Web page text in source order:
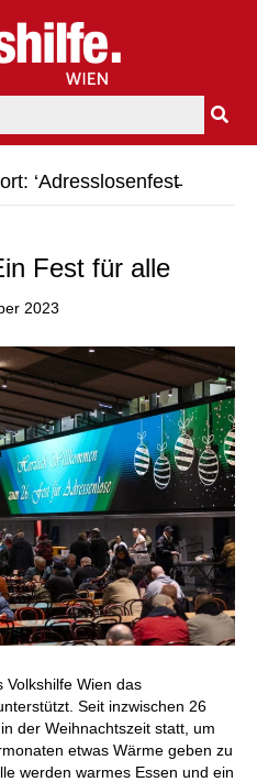
‘Adresslosenfest̵
Fest für alle
2023
Volkshilfe Wien das
Seit inzwischen 26
der Weihnachtszeit statt, um
etwas Wärme geben zu
werden warmes Essen und ein